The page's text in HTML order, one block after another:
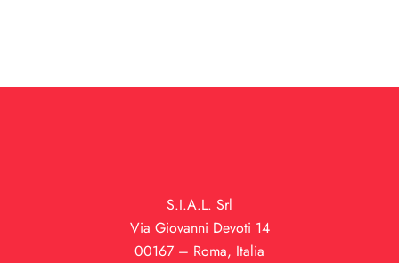
S.I.A.L. Srl
Via Giovanni Devoti 14
00167 – Roma, Italia